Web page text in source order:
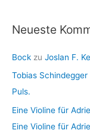
Neueste
Bock zu Joslan F.
Tobias Schindegger
Puls.
Eine Violine für
Eine Violine für